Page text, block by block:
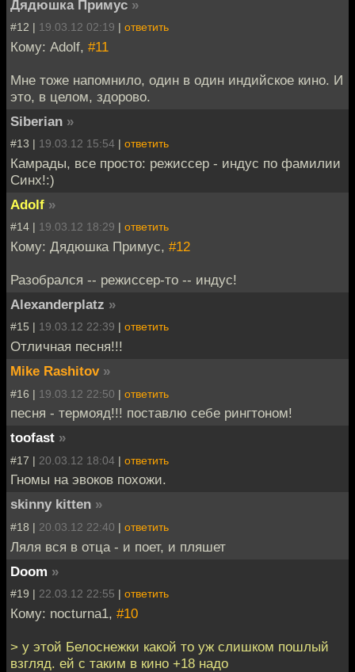
Дядюшка Примус »
#12 | 19.03.12 02:19 | ответить
Кому: Adolf, #11
Мне тоже напомнило, один в один индийское кино. И
это, в целом, здорово.
Siberian »
#13 | 19.03.12 15:54 | ответить
Камрады, все просто: режиссер - индус по фамилии
Синх!:)
Adolf »
#14 | 19.03.12 18:29 | ответить
Кому: Дядюшка Примус, #12
Разобрался -- режиссер-то -- индус!
Alexanderplatz »
#15 | 19.03.12 22:39 | ответить
Отличная песня!!!
Mike Rashitov »
#16 | 19.03.12 22:50 | ответить
песня - термояд!!! поставлю себе рингтоном!
toofast »
#17 | 20.03.12 18:04 | ответить
Гномы на эвоков похожи.
skinny kitten »
#18 | 20.03.12 22:40 | ответить
Ляля вся в отца - и поет, и пляшет
Doom »
#19 | 22.03.12 22:55 | ответить
Кому: nocturna1, #10
> у этой Белоснежки какой то уж слишком пошлый
взгляд. ей с таким в кино +18 надо